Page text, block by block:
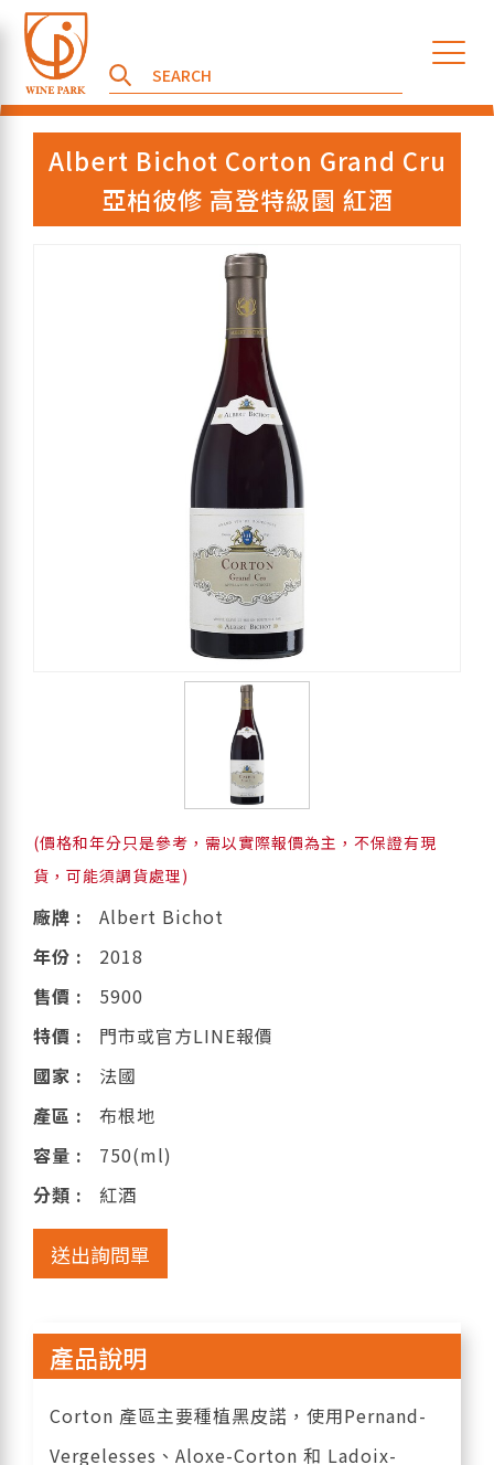
Albert Bichot Corton Grand Cru
亞柏彼修 高登特級園 紅酒
(價格和年分只是參考，需以實際報價為主，不保證有現
貨，可能須調貨處理)
廠牌 :
Albert Bichot
年份 :
2018
售價 :
5900
特價 :
門市或官方LINE報價
國家 :
法國
產區 :
布根地
容量 :
750(ml)
分類 :
紅酒
送出詢問單
產品說明
Corton 產區主要種植黑皮諾，使用Pernand-
Vergelesses、Aloxe-Corton 和 Ladoix-